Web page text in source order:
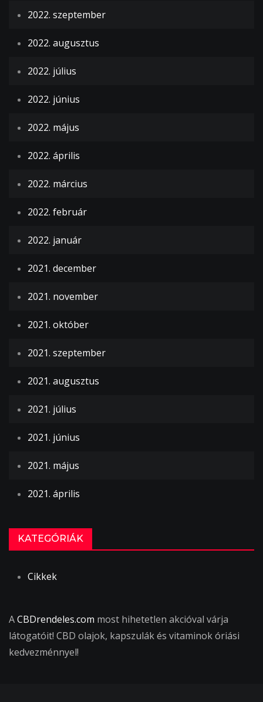
2022. szeptember
2022. augusztus
2022. július
2022. június
2022. május
2022. április
2022. március
2022. február
2022. január
2021. december
2021. november
2021. október
2021. szeptember
2021. augusztus
2021. július
2021. június
2021. május
2021. április
KATEGÓRIÁK
Cikkek
ACBDrendeles.com most hihetetlen akcióval várja
látogatóit! CBD olajok, kapszulák és vitaminok óriási
kedvezménnyel!